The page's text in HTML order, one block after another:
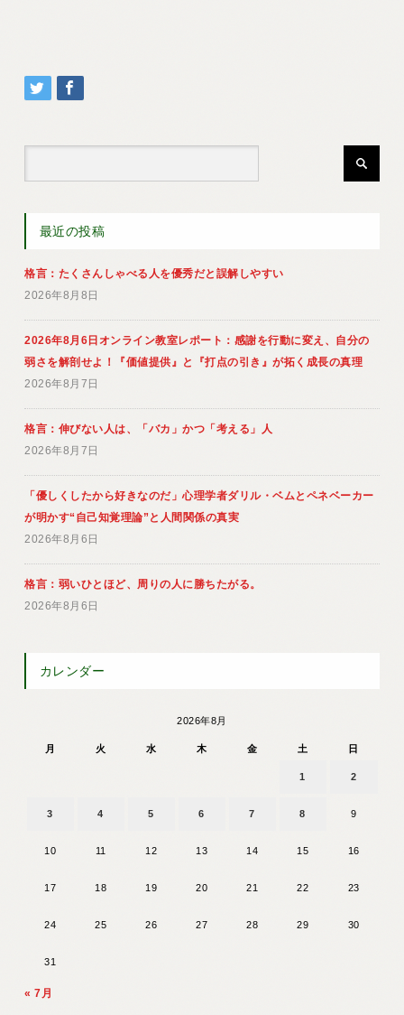
最近の投稿
格言：たくさんしゃべる人を優秀だと誤解しやすい
2026年8月8日
2026年8月6日オンライン教室レポート：感謝を行動に変え、自分の
弱さを解剖せよ！『価値提供』と『打点の引き』が拓く成長の真理
2026年8月7日
格言：伸びない人は、「バカ」かつ「考える」人
2026年8月7日
「優しくしたから好きなのだ」心理学者ダリル・ベムとペネベーカー
が明かす“自己知覚理論”と人間関係の真実
2026年8月6日
格言：弱いひとほど、周りの人に勝ちたがる。
2026年8月6日
カレンダー
2026年8月
月 火 水 木 金 土 日
1 2
3 4 5 6 7 8 9
10 11 12 13 14 15 16
17 18 19 20 21 22 23
24 25 26 27 28 29 30
31
« 7月